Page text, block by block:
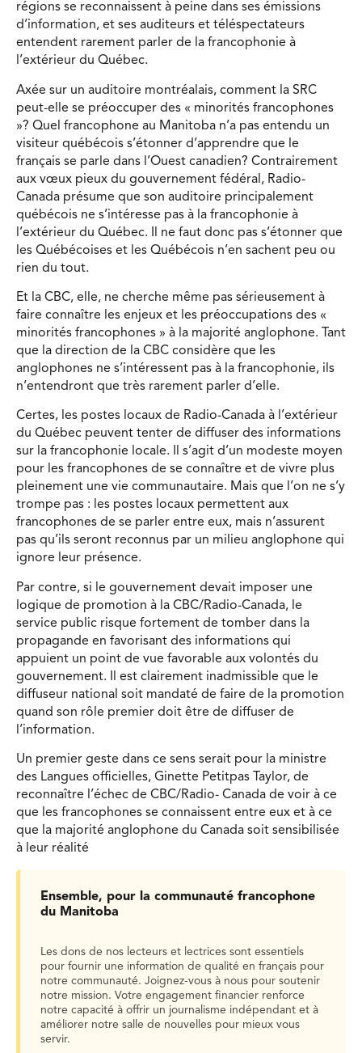
régions se reconnaissent à peine dans ses émissions
d’information, et ses auditeurs et téléspectateurs
entendent rarement parler de la francophonie à
l’extérieur du Québec.
Axée sur un auditoire montréalais, comment la SRC
peut-elle se préoccuper des « minorités francophones
»? Quel francophone au Manitoba n’a pas entendu un
visiteur québécois s’étonner d’apprendre que le
français se parle dans l’Ouest canadien? Contrairement
aux vœux pieux du gouvernement fédéral, Radio-
Canada présume que son auditoire principalement
québécois ne s’intéresse pas à la francophonie à
l’extérieur du Québec. Il ne faut donc pas s’étonner que
les Québécoises et les Québécois n’en sachent peu ou
rien du tout.
Et la CBC, elle, ne cherche même pas sérieusement à
faire connaître les enjeux et les préoccupations des «
minorités francophones » à la majorité anglophone. Tant
que la direction de la CBC considère que les
anglophones ne s’intéressent pas à la francophonie, ils
n’entendront que très rarement parler d’elle.
Certes, les postes locaux de Radio-Canada à l’extérieur
du Québec peuvent tenter de diffuser des informations
sur la francophonie locale. Il s’agit d’un modeste moyen
pour les francophones de se connaître et de vivre plus
pleinement une vie communautaire. Mais que l’on ne s’y
trompe pas : les postes locaux permettent aux
francophones de se parler entre eux, mais n’assurent
pas qu’ils seront reconnus par un milieu anglophone qui
ignore leur présence.
Par contre, si le gouvernement devait imposer une
logique de promotion à la CBC/Radio-Canada, le
service public risque fortement de tomber dans la
propagande en favorisant des informations qui
appuient un point de vue favorable aux volontés du
gouvernement. Il est clairement inadmissible que le
diffuseur national soit mandaté de faire de la promotion
quand son rôle premier doit être de diffuser de
l’information.
Un premier geste dans ce sens serait pour la ministre
des Langues officielles, Ginette Petitpas Taylor, de
reconnaître l’échec de CBC/Radio- Canada de voir à ce
que les francophones se connaissent entre eux et à ce
que la majorité anglophone du Canada soit sensibilisée
à leur réalité
Ensemble, pour la communauté francophone
du Manitoba
Les dons de nos lecteurs et lectrices sont essentiels
pour fournir une information de qualité en français pour
notre communauté. Joignez-vous à nous pour soutenir
notre mission. Votre engagement financier renforce
notre capacité à offrir un journalisme indépendant et à
améliorer notre salle de nouvelles pour mieux vous
servir.